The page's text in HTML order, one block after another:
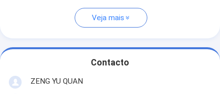
Veja mais
Contacto
ZENG YU QUAN